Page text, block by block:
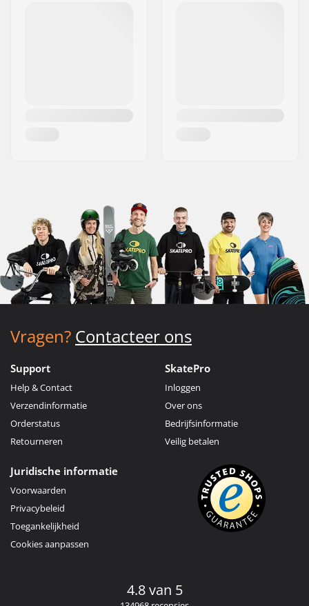
Vragen? Contacteer ons
Support
Help & Contact
Verzendinformatie
Orderstatus
Retourneren
SkatePro
Inloggen
Over ons
Bedrijfsinformatie
Veilig betalen
Juridische informatie
Voorwaarden
Privacybeleid
Toegankelijkheid
Cookies aanpassen
4.8 van 5